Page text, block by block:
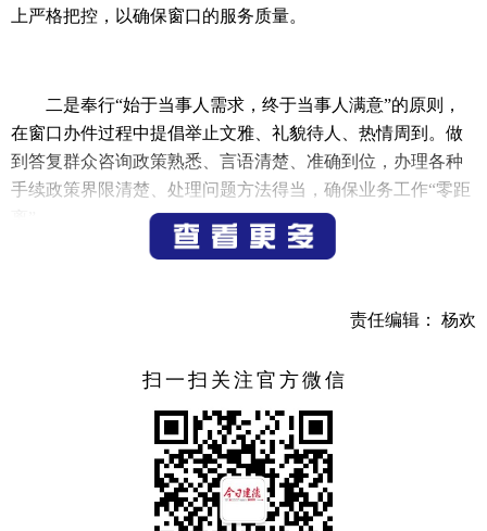
上严格把控，以确保窗口的服务质量。
二是奉行“始于当事人需求，终于当事人满意”的原则，
在窗口办件过程中提倡举止文雅、礼貌待人、热情周到。做
到答复群众咨询政策熟悉、言语清楚、准确到位，办理各种
手续政策界限清楚、处理问题方法得当，确保业务工作“零距
三是推行预约取号服务。由于疫情、天气等因素影响，
务，申请人可通过支付宝或浙里办平台进行“预约取号”服
（通讯员 邵钰）
责任编辑： 杨欢
扫一扫关注官方微信